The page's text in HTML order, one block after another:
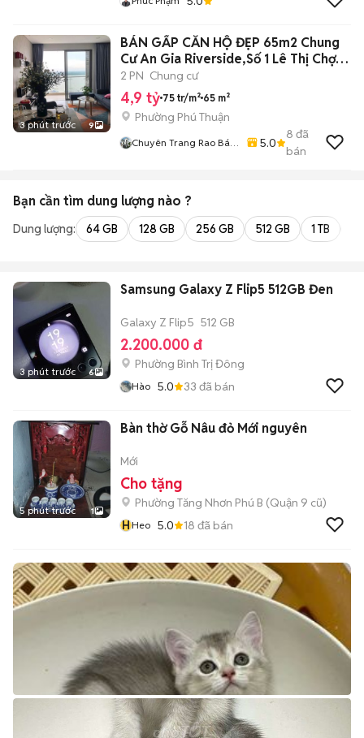
3 phút trước 9
BÁN GẤP CĂN HỘ ĐẸP 65m2 Chung
Cư An Gia Riverside,Số 1 Lê Thị Chợ,
Q.7
2 PN Chung cư
4,9 tỷ 75 tr/m² 65 m²
Phường Phú Thuận
Chuyên Trang Rao Bán
5.0
8 đã
bán
Bạn cần tìm dung lượng nào ?
Dung lượng: 64 GB 128 GB 256 GB 512 GB 1 TB
3 phút trước 6
Samsung Galaxy Z Flip5 512GB Đen
Galaxy Z Flip5 512 GB
2.200.000 đ
Phường Bình Trị Đông
Hào 5.0 33 đã bán
5 phút trước 1
Bàn thờ Gỗ Nâu đỏ Mới nguyên
Mới
Cho tặng
Phường Tăng Nhơn Phú B (Quận 9 cũ)
HHeo 5.0 18 đã bán